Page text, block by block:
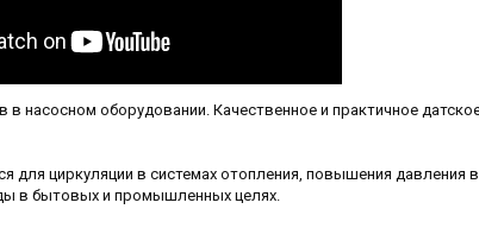
насосном оборудовании. Качественное и практичное
для циркуляции в системах отопления, повышения давления
в бытовых и промышленных целях.